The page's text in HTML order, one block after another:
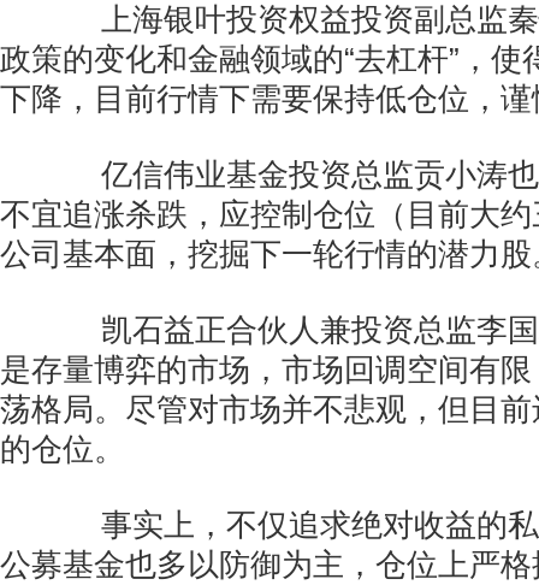
上海银叶投资权益投资副总监秦
政策的变化和金融领域的“去杠杆”，使
下降，目前行情下需要保持低仓位，
亿信伟业基金投资总监贡小涛也
不宜追涨杀跌，应控制仓位（目前大
公司基本面，挖掘下一轮行情的潜力股
凯石益正合伙人兼投资总监李国
是存量博弈的市场，市场回调空间有
荡格局。尽管对市场并不悲观，但目
的仓位。
事实上，不仅追求绝对收益的私
公募基金也多以防御为主，仓位上严